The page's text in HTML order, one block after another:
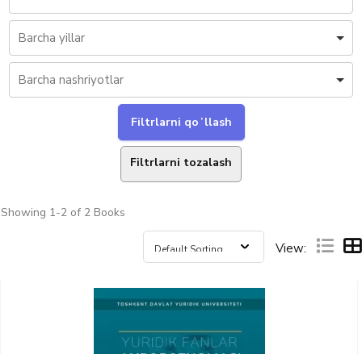
Filtrlarni tozalash
Showing 1-2 of 2 Books
View: